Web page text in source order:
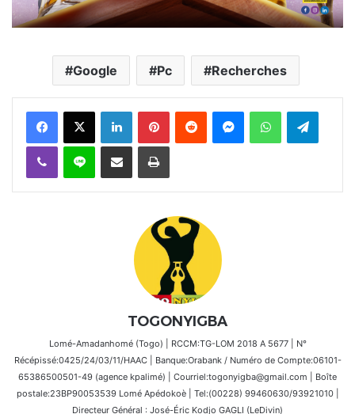
Google Pc Recherches
FacebookX Linkedin PinterestReddit MessengerWhatsAppTelegram
Viber Ligne Partager par email Imprimer
TOGONYIGBA
Lomé-Amadanhomé (Togo) | RCCM:TG-LOM 2018 A 5677 | N°
Récépissé:0425/24/03/11/HAAC | Banque:Orabank / Numéro de Compte:06101-
65386500501-49 (agence kpalimé) | Courriel:togonyigba@gmail.com | Boîte
postale:23BP90053539 Lomé Apédokoè | Tel:(00228) 99460630/93921010 |
Directeur Général : José-Éric Kodjo GAGLI (LeDivin)